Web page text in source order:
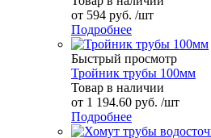
от 594 руб. /шт
Подробнее
Быстрый просмотр
Тройник трубы 100мм
Товар в наличии
от 1 194.60 руб. /шт
Подробнее